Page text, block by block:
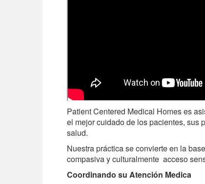
Patient Centered Medical Homes es
el mejor cuidado de los pacientes, sus
salud.
Nuestra práctica se convierte en la
compasiva y culturalmente acceso
Coordinando su Atención Medica